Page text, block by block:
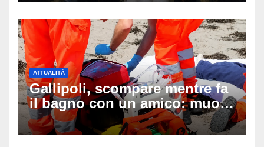
ATTUALITÀ
Gallipoli, scompare mentre fa
il bagno con un amico: muore
a 19 anni dopo 45 minuti di
disperati tentativi di